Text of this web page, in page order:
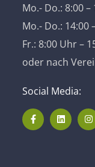
Mo.- Do.: 8:00
Mo.- Do.: 14:00
Fr.: 8:00 Uhr –
oder nach
Social Media: